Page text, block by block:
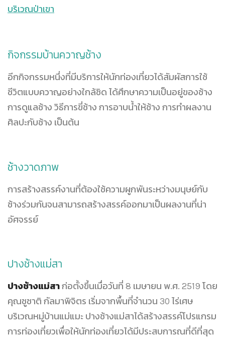
บริเวณป่าเขา
กิจกรรมบ้านควาญช้าง
อีกกิจกรรมหนึ่งที่มีบริการให้นักท่องเที่ยวได้สัมผัสการใช้
ชีวิตแบบควาญอย่างใกล้ชิด ได้ศึกษาความเป็นอยู่ของช้าง
การดูแลช้าง วิธีการขี่ช้าง การอาบน้ำให้ช้าง การทำผลงาน
ศิลปะกับช้าง เป็นต้น
ช้างวาดภาพ
การสร้างสรรค์งานที่ต้องใช้ความผูกพันระหว่างมนุษย์กับ
ช้างร่วมกันจนสามารถสร้างสรรค์ออกมาเป็นผลงานที่น่า
อัศจรรย์
ปางช้างแม่สา
ปางช้างแม่สาก่อตั้งขึ้นเมื่อวันที่ 8 เมษายน พ.ศ. 2519 โดย
คุณชูชาติ กัลมาพิจิตร เริ่มจากพื้นที่จำนวน 30 ไร่เศษ
บริเวณหมู่บ้านแม่แมะ ปางช้างแม่สาได้สร้างสรรค์โปรแกรม
การท่องเที่ยวเพื่อให้นักท่องเที่ยวได้มีประสบการณที่ดีที่สุด